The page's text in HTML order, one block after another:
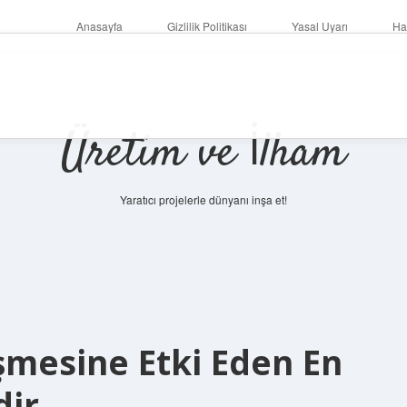
Anasayfa Gizlilik Politikası Yasal Uyarı
Üretim ve İlham
Yaratıcı projelerle dünyanı inşa et!
Etki Eden En